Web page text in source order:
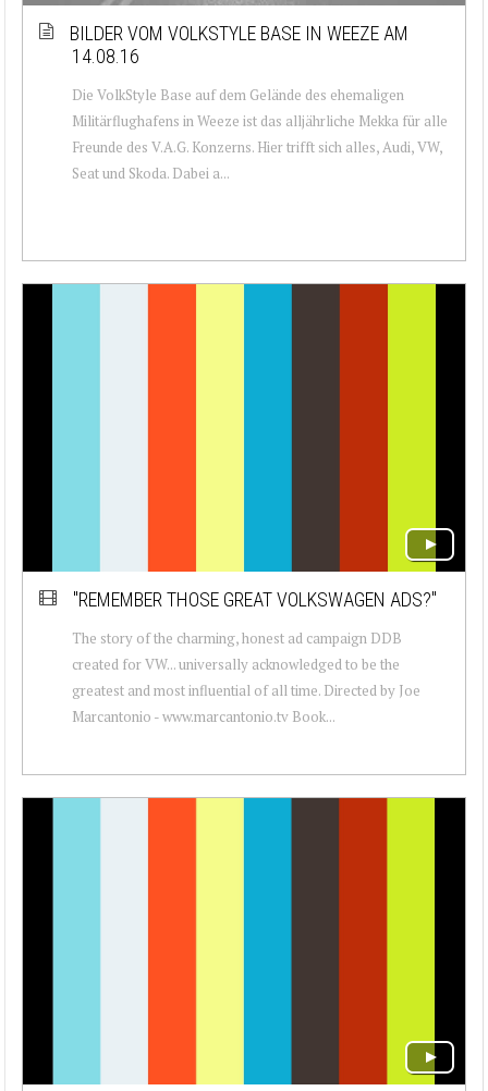
BILDER VOM VOLKSTYLE BASE IN WEEZE AM
14.08.16
Die VolkStyle Base auf dem Gelände des ehemaligen
Militärflughafens in Weeze ist das alljährliche Mekka für alle
Freunde des V.A.G. Konzerns. Hier trifft sich alles, Audi, VW,
Seat und Skoda. Dabei a...
"REMEMBER THOSE GREAT VOLKSWAGEN ADS?"
The story of the charming, honest ad campaign DDB
created for VW... universally acknowledged to be the
greatest and most influential of all time. Directed by Joe
Marcantonio - www.marcantonio.tv Book...